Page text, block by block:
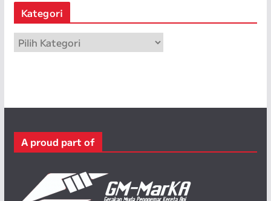
p
Kategori
a
r
A proud part of